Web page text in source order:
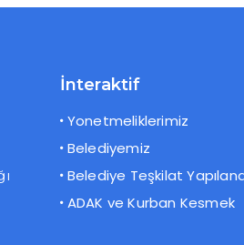
İnteraktif
Yonetmeliklerimiz
Belediyemiz
Belediye Teşkilat
ADAK ve Kurban Kesmek